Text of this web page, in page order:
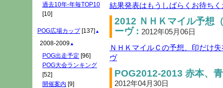
結果発表はもうしばらくお待ち
2012 ＮＨＫマイル予想
ーヴ : 2012年05月06日
ＮＨＫマイルＣの予想、印だけ
ヴ
POG2012-2013 赤本、
2012年04月30日
過去10年-年毎TOP10
[10]
POG広場カップ[137] ▲
2008-2009 ▲
POG出走予定 [96]
POG大会ランキング
[52]
開催案内 [9]